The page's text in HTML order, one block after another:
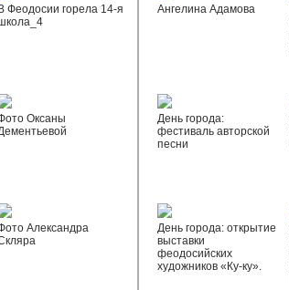
В Феодосии горела 14-я
Оксаны
Александра
Ангелина Адамова
День города:
фестиваль авторской
песни
День города: открытие
выставки
феодосийских
художников «Ку-ку».